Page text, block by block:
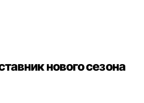
нового сезона